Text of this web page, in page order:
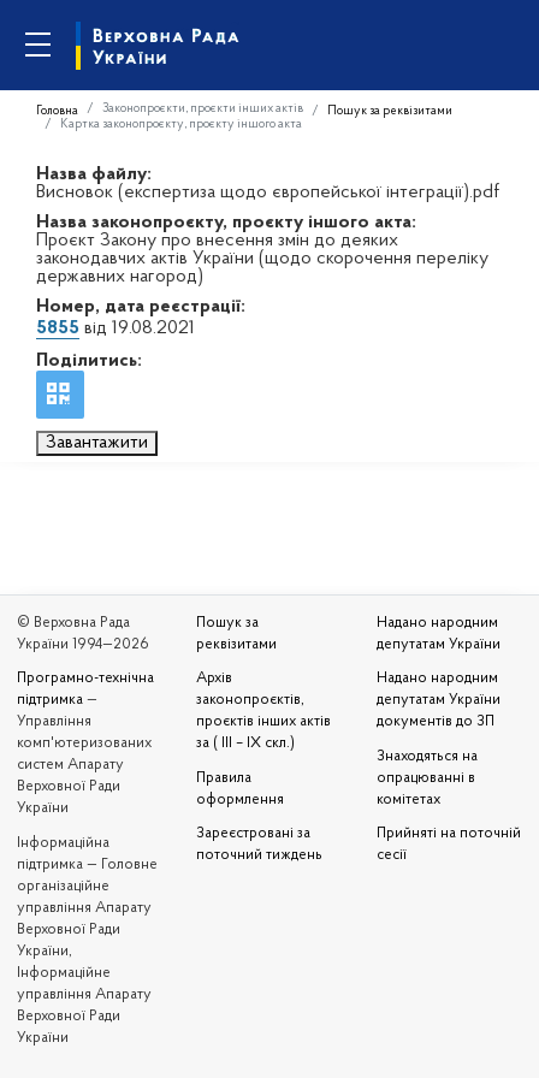
Головна Законопроєкти, проєкти інших актів
Пошук за реквізитами
Картка законопроєкту, проєкту іншого акта
Назва файлу:
Висновок (експертиза щодо європейської інтеграції).pdf
Назва законопроєкту, проєкту іншого акта:
Проєкт Закону про внесення змін до деяких
законодавчих актів України (щодо скорочення переліку
державних нагород)
Номер, дата реєстрації:
5855 від 19.08.2021
Поділитись:
Завантажити
© Верховна Рада
України 1994—2026
Програмно-технічна
підтримка —
Управління
комп'ютеризованих
систем Апарату
Верховної Ради
України
Iнформаційна
підтримка — Головне
організаційне
управління Апарату
Верховної Ради
України,
Інформаційне
управління Апарату
Верховної Ради
України
Пошук за
реквізитами
Архів
законопроєктів,
проєктів інших актів
за ( III – IX скл.)
Правила
оформлення
Зареєстровані за
поточний тиждень
Надано народним
депутатам України
Надано народним
депутатам України
документів до ЗП
Знаходяться на
опрацюванні в
комітетах
Прийняті на поточній
сесії